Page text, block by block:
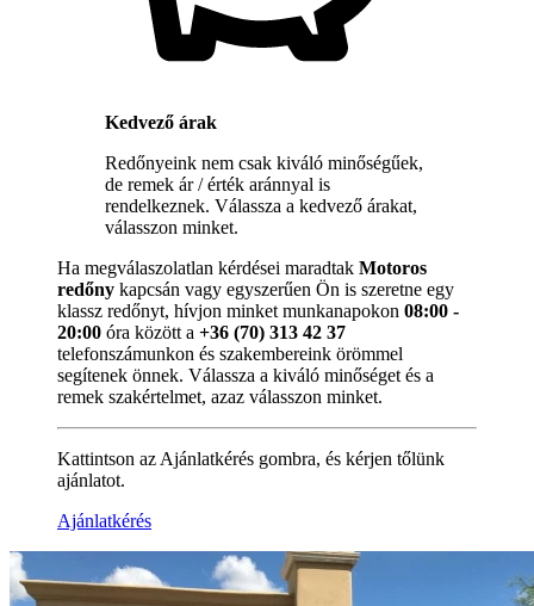
Kedvező árak
Redőnyeink nem csak kiváló minőségűek,
de remek ár / érték aránnyal is
rendelkeznek. Válassza a kedvező árakat,
válasszon minket.
Ha megválaszolatlan kérdései maradtak Motoros
redőny kapcsán vagy egyszerűen Ön is szeretne egy
klassz redőnyt, hívjon minket munkanapokon 08:00 -
20:00 óra között a +36 (70) 313 42 37
telefonszámunkon és szakembereink örömmel
segítenek önnek. Válassza a kiváló minőséget és a
remek szakértelmet, azaz válasszon minket.
Kattintson az Ajánlatkérés gombra, és kérjen tőlünk
ajánlatot.
Ajánlatkérés